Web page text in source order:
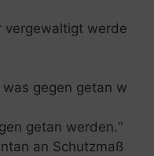
vergewaltigt werde
gegen getan w
getan werden.“
an Schutzmaß